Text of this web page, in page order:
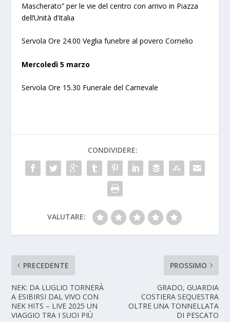
Mascherato” per le vie del centro con arrivo in Piazza
dell’Unità d’Italia
Servola Ore 24.00 Veglia funebre al povero Cornelio
Mercoledì 5 marzo
Servola Ore 15.30 Funerale del Carnevale
CONDIVIDERE:
VALUTARE:
PRECEDENTE
NEK: DA LUGLIO TORNERÀ
A ESIBIRSI DAL VIVO CON
NEK HITS – LIVE 2025 UN
VIAGGIO TRA I SUOI PIÙ
PROSSIMO
GRADO, GUARDIA
COSTIERA SEQUESTRA
OLTRE UNA TONNELLATA
DI PESCATO